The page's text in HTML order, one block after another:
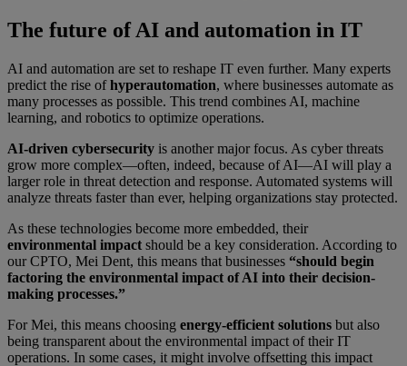
The future of AI and automation in IT
AI and automation are set to reshape IT even further. Many experts
predict the rise ofhyperautomation, where businesses automate as
many processes as possible. This trend combines AI, machine
learning, and robotics to optimize operations.
AI-driven cybersecurity is another major focus. As cyber threats
grow more complex—often, indeed, because of AI—AI will play a
larger role in threat detection and response. Automated systems will
analyze threats faster than ever, helping organizations stay protected.
As these technologies become more embedded, their
environmental impact should be a key consideration. According to
our CPTO, Mei Dent, this means that businesses “should begin
factoring the environmental impact of AI into their decision-
making processes.”
For Mei, this means choosing energy-efficient solutions but also
being transparent about the environmental impact of their IT
operations. In some cases, it might involve offsetting this impact